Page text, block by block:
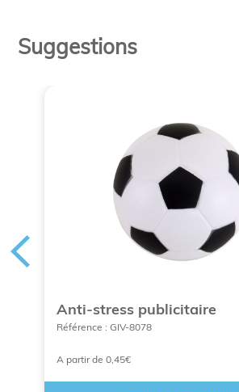
Suggestions
Anti-stress publicitaire
Référence : GIV-8078
A partir de 0,45€